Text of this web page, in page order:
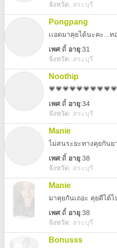
จังหวัด: สระบุรี
Pongpang
เพศ:ดี้ อายุ:31
จังหวัด: สระบุรี
Noothip
เพศ:ดี้ อายุ:34
จังหวัด: สระบุรี
Manie
ไม่สนระยะทางคุยกันย
เพศ:ดี้ อายุ:38
จังหวัด: สระบุรี
Manie
มาคุยกันเถอะ คุยดีได้
เพศ:ดี้ อายุ:38
จังหวัด: สระบุรี
Bonusss